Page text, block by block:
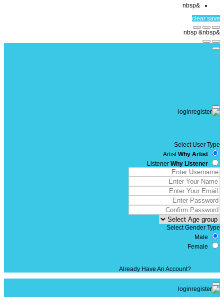
&nbsp
clear save
&nbsp
&nbsp
Select User Type
ArtistWhy Artist
Listener Why Listener
Select Gender Type
Male
Female
Already Have An Account?